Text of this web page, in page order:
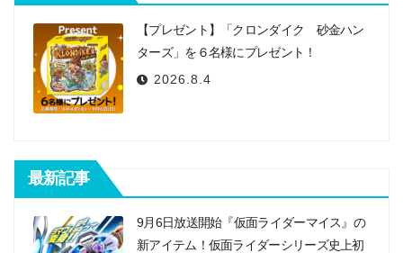
【プレゼント】「クロンダイク 砂金ハン
ターズ」を６名様にプレゼント！
2026.8.4
最新記事
9月6日放送開始『仮面ライダーマイス』の
新アイテム！仮面ライダーシリーズ史上初